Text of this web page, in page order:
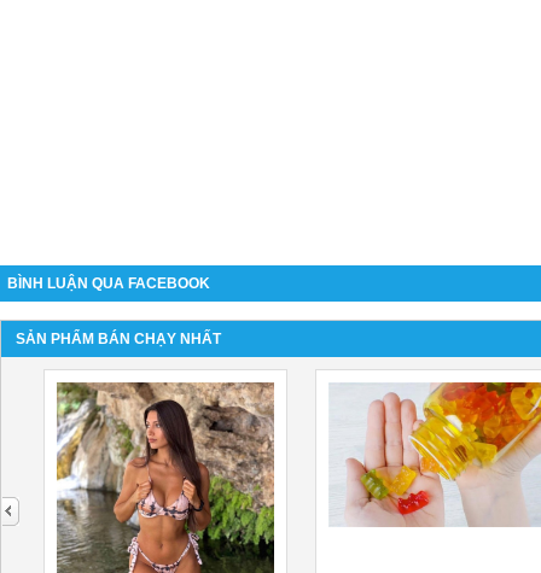
BÌNH LUẬN QUA FACEBOOK
SẢN PHẨM BÁN CHẠY NHẤT
next